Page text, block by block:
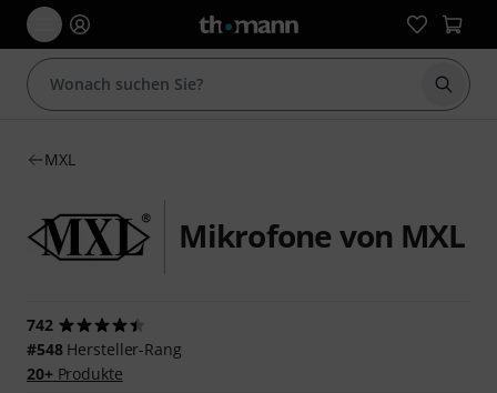
Suche
MXL
Mikrofone von MXL
742
#548Hersteller-Rang
20+Produkte